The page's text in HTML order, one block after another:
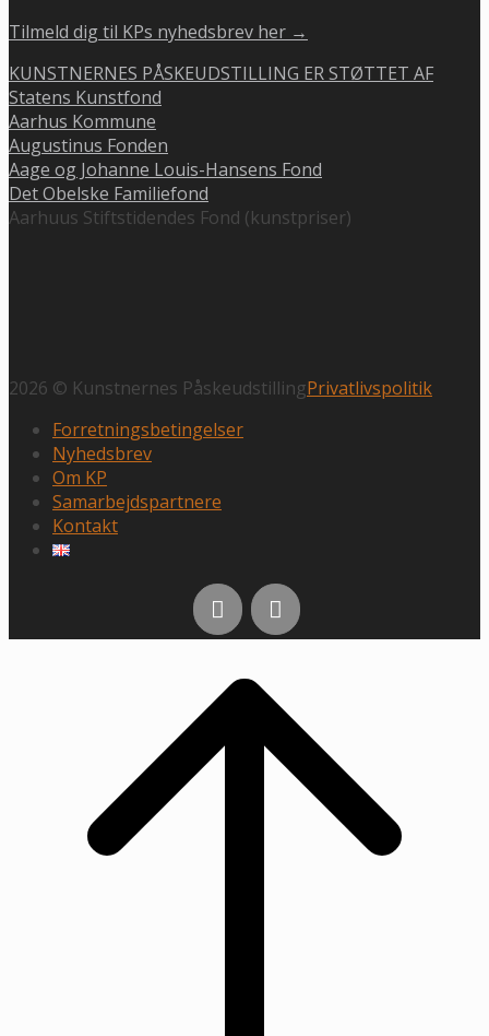
Tilmeld dig til KPs nyhedsbrev her →
KUNSTNERNES PÅSKEUDSTILLING ER STØTTET AF
Statens Kunstfond
Aarhus Kommune
Augustinus Fonden
Aage og Johanne Louis-Hansens Fond
Det Obelske Familiefond
Aarhuus Stiftstidendes Fond (kunstpriser)
2026 © Kunstnernes PåskeudstillingPrivatlivspolitik
Forretningsbetingelser
Nyhedsbrev
Om KP
Samarbejdspartnere
Kontakt